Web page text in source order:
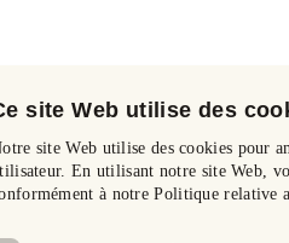
site Web utilise des
site Web utilise des cookies pour
En utilisant notre site Web,
à notre Politique relative